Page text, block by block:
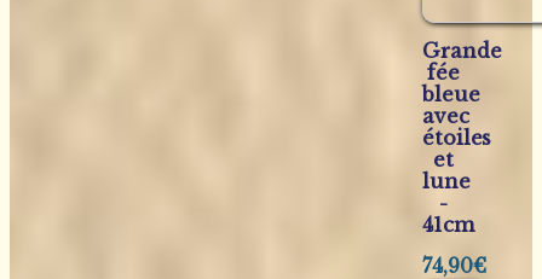
Grande
fée
bleue
avec
étoiles
et
lune
-
41cm
74,90€